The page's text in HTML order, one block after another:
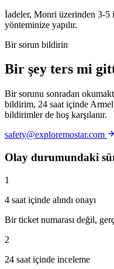
İadeler, Monri üzerinden 3-
yönteminize yapılır.
Bir sorun bildirin
Bir şey ters mi
Bir sorunu sonradan
bildirim, 24 saat içinde
bildirimler de hoş karşılanır.
safety@exploremostar.com
Olay durumundaki
1
4 saat içinde alındı onayı
Bir ticket numarası değil,
2
24 saat içinde inceleme